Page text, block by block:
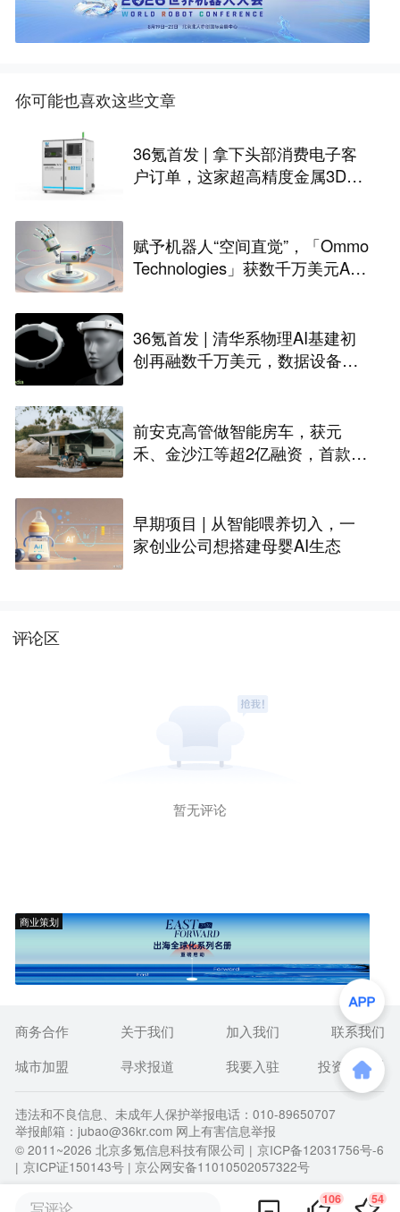
你可能也喜欢这些文章
36氪首发 | 拿下头部消费电子客
户订单，这家超高精度金属3D打
赋予机器人“空间直觉”，「Ommo
Technologies」获数千万美元A轮
36氪首发 | 清华系物理AI基建初
创再融数千万美元，数据设备进
前安克高管做智能房车，获元
禾、金沙江等超2亿融资，首款产
早期项目 | 从智能喂养切入，一
家创业公司想搭建母婴AI生态
评论区
暂无评论
商业策划
写评论... 106 54
商务合作 关于我们 加入我们
联系我们
城市加盟
寻求报道 我要入驻 投资者关系
违法和不良信息、未成年人保护举报电话：010-89650707
举报邮箱：jubao@36kr.com 网上有害信息举报
© 2011~2026 北京多氪信息科技有限公司 | 京ICP备12031756号-6
| 京ICP证150143号 | 京公网安备11010502057322号